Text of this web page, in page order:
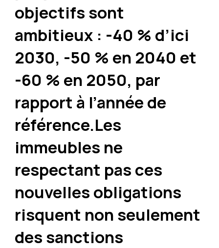
objectifs sont
ambitieux : -40 % d’ici
2030, -50 % en 2040 et
-60 % en 2050, par
rapport à l’année de
référence.Les
immeubles ne
respectant pas ces
nouvelles obligations
risquent non seulement
des sanctions